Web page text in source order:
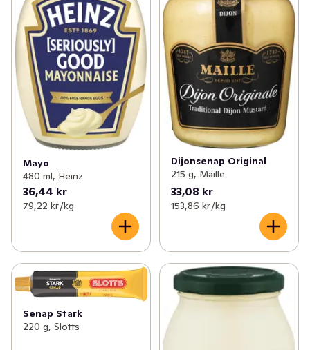
Mayo
480 ml, Heinz
36,44 kr
79,22 kr /kg
Dijonsenap Original
215 g, Maille
33,08 kr
153,86 kr /kg
Senap Stark
220 g, Slotts